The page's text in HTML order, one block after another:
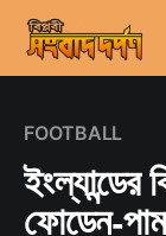
FOOTBALL
ফোডেন-